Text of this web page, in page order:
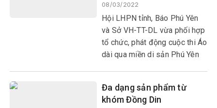
08/03/2022
Hội LHPN tỉnh, Báo Phú Yên
và Sở VH-TT-DL vừa phối hợp
tổ chức, phát động cuộc thi Áo
dài qua miền di sản Phú Yên
áo dài của người phụ nữ Việt
Nam nói chung và Phú Yên nói
Đa dạng sản phẩm từ
khóm Đồng Din